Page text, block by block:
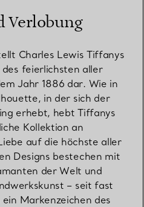
Verlobung
Charles Lewis Tiffanys
feierlichsten aller
Jahr 1886 dar. Wie in
in der sich der
erhebt, hebt Tiffanys
Kollektion an
auf die höchste aller
Designs bestechen mit
der Welt und
– seit fast
Markenzeichen des